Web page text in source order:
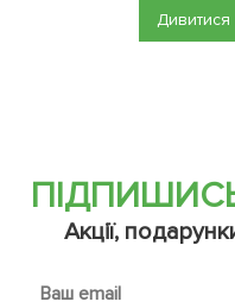
Дивитися
Акції,